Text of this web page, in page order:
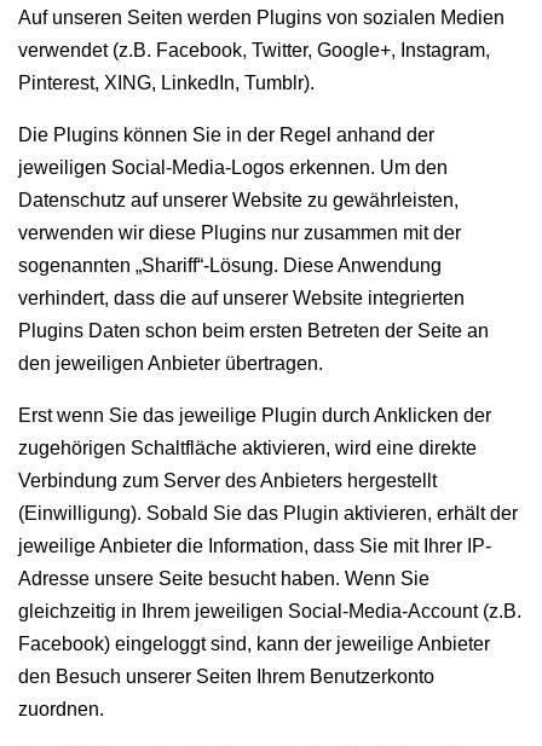
Auf unseren Seiten werden Plugins von sozialen Medien
verwendet (z.B. Facebook, Twitter, Google+, Instagram,
Pinterest, XING, LinkedIn, Tumblr).
Die Plugins können Sie in der Regel anhand der
jeweiligen Social-Media-Logos erkennen. Um den
Datenschutz auf unserer Website zu gewährleisten,
verwenden wir diese Plugins nur zusammen mit der
sogenannten „Shariff“-Lösung. Diese Anwendung
verhindert, dass die auf unserer Website integrierten
Plugins Daten schon beim ersten Betreten der Seite an
den jeweiligen Anbieter übertragen.
Erst wenn Sie das jeweilige Plugin durch Anklicken der
zugehörigen Schaltfläche aktivieren, wird eine direkte
Verbindung zum Server des Anbieters hergestellt
(Einwilligung). Sobald Sie das Plugin aktivieren, erhält der
jeweilige Anbieter die Information, dass Sie mit Ihrer IP-
Adresse unsere Seite besucht haben. Wenn Sie
gleichzeitig in Ihrem jeweiligen Social-Media-Account (z.B.
Facebook) eingeloggt sind, kann der jeweilige Anbieter
den Besuch unserer Seiten Ihrem Benutzerkonto
zuordnen.